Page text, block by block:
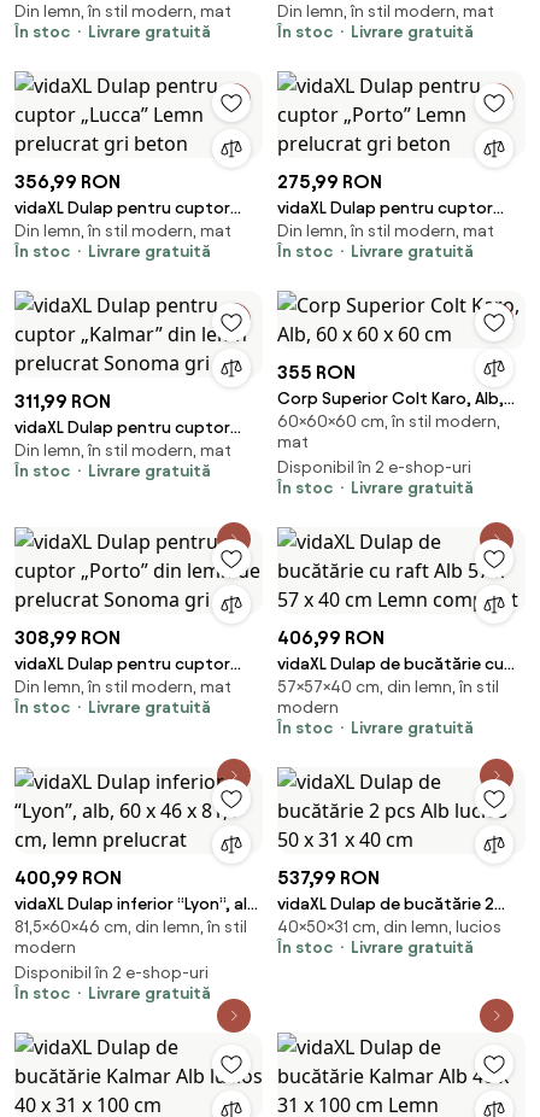
„Lucca” din lemn prelucrat alb
Din lemn, în stil modern, mat
În stoc
Livrare gratuită
„Kalmar” din lemn prelucrat alb
Din lemn, în stil modern, mat
În stoc
Livrare gratuită
356,99 RON
vidaXL Dulap pentru cuptor
„Lucca” Lemn prelucrat gri
beton
Din lemn, în stil modern, mat
În stoc
Livrare gratuită
275,99 RON
vidaXL Dulap pentru cuptor
„Porto” Lemn prelucrat gri
beton
Din lemn, în stil modern, mat
În stoc
Livrare gratuită
311,99 RON
vidaXL Dulap pentru cuptor
„Kalmar” din lemn prelucrat
Sonoma gri
Din lemn, în stil modern, mat
În stoc
Livrare gratuită
355 RON
Corp Superior Colt Karo, Alb,
60 x 60 x 60 cm
60×60×60 cm, în stil modern,
mat
Disponibil în 2 e-shop-uri
În stoc
Livrare gratuită
308,99 RON
vidaXL Dulap pentru cuptor
„Porto” din lemn de prelucrat
Sonoma gri
Din lemn, în stil modern, mat
În stoc
Livrare gratuită
406,99 RON
vidaXL Dulap de bucătărie cu
raft Alb 57 x 57 x 40 cm Lemn
compozit
57×57×40 cm, din lemn, în stil
modern
În stoc
Livrare gratuită
400,99 RON
vidaXL Dulap inferior “Lyon”, alb,
60 x 46 x 81,5 cm, lemn
prelucrat
81,5×60×46 cm, din lemn, în stil
modern
Disponibil în 2 e-shop-uri
În stoc
Livrare gratuită
537,99 RON
vidaXL Dulap de bucătărie 2
pcs Alb lucios 50 x 31 x 40 cm
40×50×31 cm, din lemn, lucios
În stoc
Livrare gratuită